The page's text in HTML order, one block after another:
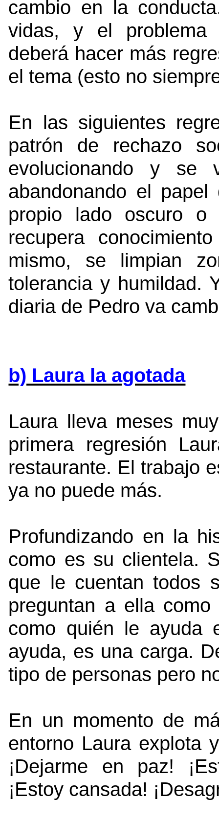
cambio en la
vidas, y el problema
deberá hacer más
el tema (esto no
En las siguientes
patrón de rechazo
evolucionando y se
abandonando el
propio lado oscuro
recupera
mismo, se limpian
tolerancia y humildad.
diaria de Pedro va
b) Laura la agotada
Laura lleva meses
primera regresión
restaurante. El trabajo
ya no puede más.
Profundizando en la
como es su clientela.
que le cuentan todos
preguntan a ella
como quién le ayuda
ayuda, es una carga.
tipo de personas pero
En un momento de
entorno Laura explota
¡Dejarme en paz!
¡Estoy cansada!